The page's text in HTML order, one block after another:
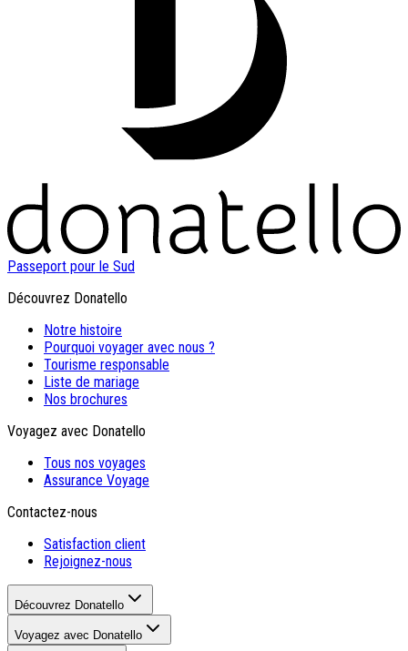
Passeport pour le Sud
Découvrez Donatello
Notre histoire
Pourquoi voyager avec nous ?
Tourisme responsable
Liste de mariage
Nos brochures
Voyagez avec Donatello
Tous nos voyages
Assurance Voyage
Contactez-nous
Satisfaction client
Rejoignez-nous
Découvrez Donatello
Voyagez avec Donatello